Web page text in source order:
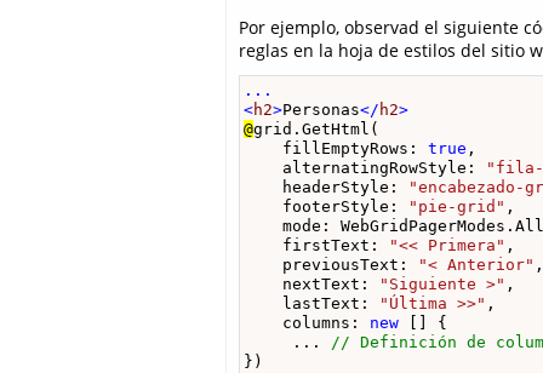
Por ejemplo, observad el siguiente
reglas en la hoja de estilos del sitio
...
<h2>Personas</ h2>
@grid.GetHtml(
fillEmptyRows: true ,
alternatingRowStyle:
"fila-
headerStyle:
"encabezado-
footerStyle:
"pie-grid" ,
mode:
firstText:
"<< Primera" ,
previousText:
"< Anterior" ,
nextText:
"Siguiente >" ,
lastText:
"Última >>" ,
columns: new [] {
... // Definición de
})